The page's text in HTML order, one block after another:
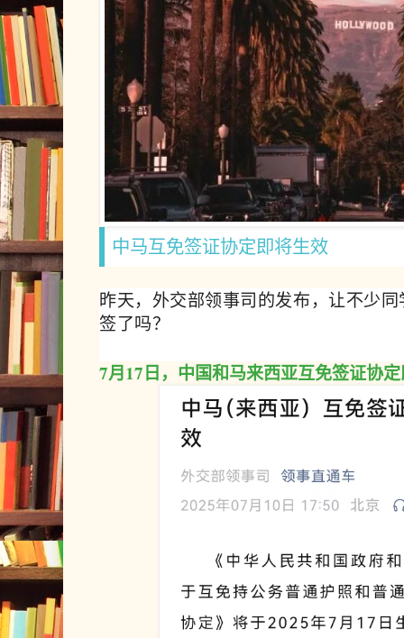
中马互免签证协定即将生效
昨天，外交部领事司的发布，让不少
签了吗？
7月17日，中国和马来西亚互免签证协